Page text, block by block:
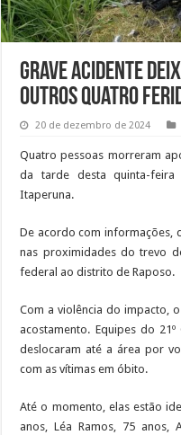
Grave acidente
outros quatro
20 de dezembro de 2024
Quatro pessoas morreram
da tarde desta quinta-
Itaperuna.
De acordo com informações,
nas proximidades do trevo
federal ao distrito de Raposo.
Com a violência do impacto,
acostamento. Equipes do
deslocaram até a área por
com as vítimas em óbito.
Até o momento, elas estão
anos, Léa Ramos, 75 anos,